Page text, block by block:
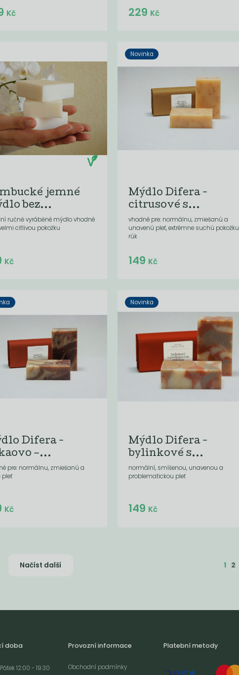
Do košíku:
Kč Do košíku:
229 Kč
jemné
bez...
ručně vyráběné mýdlo vhodné
citlivou pokožku
Do košíku:
Kč
Novinka
Mýdlo Difera -
citrusové s...
vhodné pre: normálnu, zmiešanú a
unavenú pleť, extrémne suchú pokožku
rúk
Do košíku:
149 Kč
Difera -
–...
pre: normálnu, zmiešanú a
pleť
Do košíku:
Kč
Novinka
Mýdlo Difera -
bylinkové s...
normální, smíšenou, unavenou a
problematickou pleť
Do košíku:
149 Kč
Načíst další 1 2
doba
12:00 - 19:30
Provozní informace
Obchodní podmínky
Platební metody